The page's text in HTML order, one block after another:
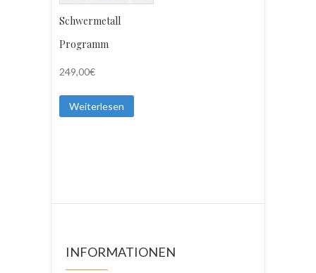
Schwermetall
Programm
249,00€
Weiterlesen
INFORMATIONEN